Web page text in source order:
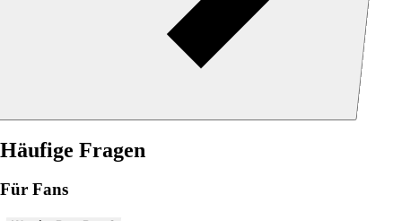
Häufige Fragen
Für Fans